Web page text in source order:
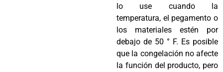
lo use cuando la
temperatura, el pegamento o
los materiales estén por
debajo de 50 ° F. Es posible
que la congelación no afecte
la función del producto, pero